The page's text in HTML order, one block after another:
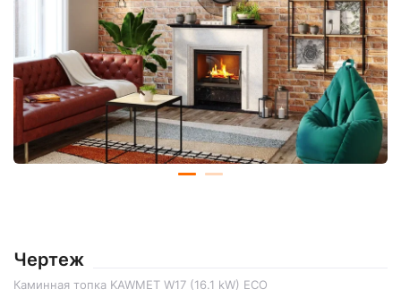
Чертеж
Каминная топка KAWMET W17 (16.1 kW) EСO